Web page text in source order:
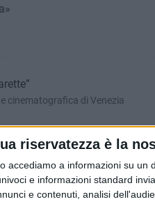
riservatezza è la
accediamo a informazioni su un
e informazioni standard
e contenuti, analisi
cinematografica di Venezia